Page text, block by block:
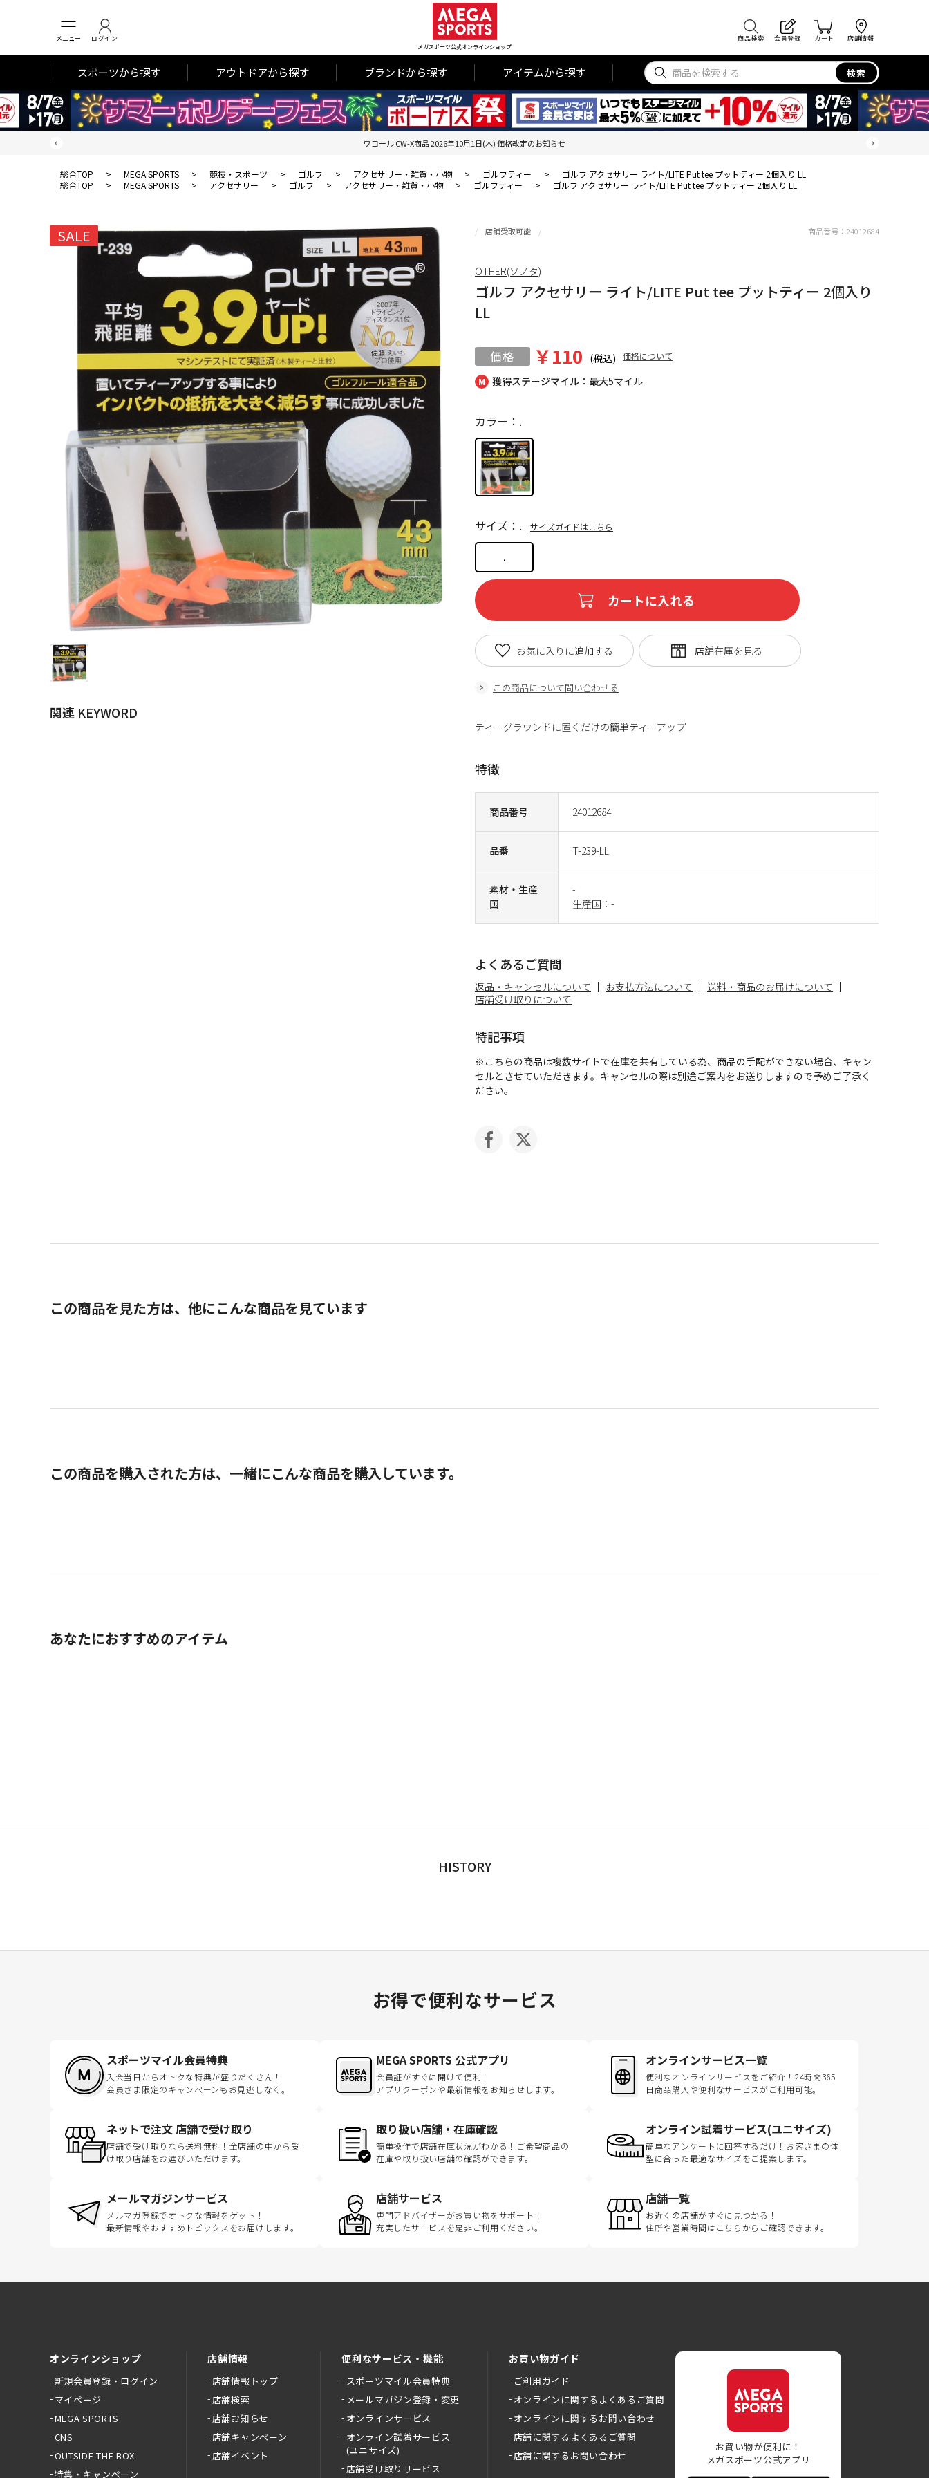
メニュー ログイン
メガスポーツ公式オンラインショップ
商品検索 会員登録 カート 店舗情報
スポーツから探す アウトドアから探す ブランドから探す アイテムから探す 検索
ワコール CW-X商品 2026年10月1日(木) 価格改定のお知らせ
総合TOP > MEGA SPORTS > 競技・スポーツ > ゴルフ > アクセサリー・雑貨・小物 > ゴルフティー >
ゴルフ アクセサリー ライト/LITE Put tee プットティー 2個入り LL
総合TOP
> MEGA SPORTS > アクセサリー > ゴルフ > アクセサリー・雑貨・小物 > ゴルフティー > ゴルフ アクセサリー ライト/LITE Put tee プットティー 2個入り LL
SALE
関連 KEYWORD
獲得ステージマイル：最大5マイル
店舗受取可能
ゴルフ アクセサリー ライト/LITE Put tee プットティー 2個入り
LL
￥110 (税込) 価格について
商品番号 24012684
品番 T-239-LL
素材・生産
国
-
生産国：-
カラー：.
.
サイズ：. サイズガイドはこちら
カートに入れる
この商品について問い合わせる
お気に入りに追加する
商品番号： 24012684
OTHER(ソノタ)
ティーグラウンドに置くだけの簡単ティーアップ
特徴
よくあるご質問
返品・キャンセルについて お支払方法について
送料・商品のお届けについて
店舗受け取りについて
特記事項
※こちらの商品は複数サイトで在庫を共有している為、商品の手配ができない場合、キャン
セルとさせていただきます。キャンセルの際は別途ご案内をお送りしますので予めご了承く
ださい。
この商品を見た方は、他にこんな商品を見ています
この商品を購入された方は、一緒にこんな商品を購入しています。
あなたにおすすめのアイテム
HISTORY
お得で便利なサービス
スポーツマイル会員特典
入会当日からオトクな特典が盛りだくさん！
会員さま限定のキャンペーンもお見逃しなく。
MEGA SPORTS 公式アプリ
会員証がすぐに開けて便利！
アプリクーポンや最新情報をお知らせします。
オンラインサービス一覧
便利なオンラインサービスをご紹介！24時間365
日商品購入や便利なサービスがご利用可能。
ネットで注文 店舗で受け取り
店舗で受け取りなら送料無料！全店舗の中から受
け取り店舗をお選びいただけます。
取り扱い店舗・在庫確認
簡単操作で店舗在庫状況がわかる！ご希望商品の
在庫や取り扱い店舗の確認ができます。
オンライン試着サービス(ユニサイズ)
簡単なアンケートに回答するだけ！お客さまの体
型に合った最適なサイズをご提案します。
メールマガジンサービス
メルマガ登録でオトクな情報をゲット！
最新情報やおすすめトピックスをお届けします。
店舗サービス
専門アドバイザーがお買い物をサポート！
充実したサービスを是非ご利用ください。
店舗一覧
お近くの店舗がすぐに見つかる！
住所や営業時間はこちらからご確認できます。
オンラインショップ
新規会員登録・ログイン
マイページ
MEGA SPORTS
CNS
OUTSIDE THE BOX
特集・キャンペーン
店舗情報
店舗情報トップ
店舗検索
店舗お知らせ
店舗キャンペーン
店舗イベント
便利なサービス・機能
スポーツマイル会員特典
メールマガジン登録・変更
オンラインサービス
オンライン試着サービス
(ユニサイズ)
店舗受け取りサービス
お買い物ガイド
ご利用ガイド
オンラインに関するよくあるご質問
オンラインに関するお問い合わせ
店舗に関するよくあるご質問
店舗に関するお問い合わせ
お買い物が便利に！
メガスポーツ公式アプリ